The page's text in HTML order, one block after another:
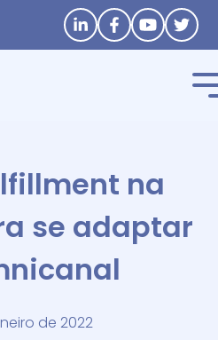
Stay in touch
na
se adaptar
de 2022